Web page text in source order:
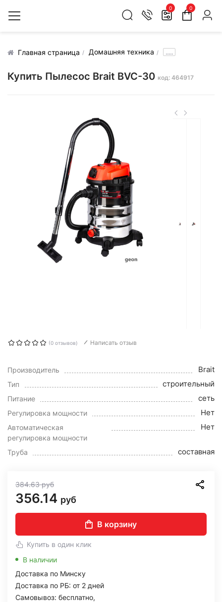
0 0
Главная страница Домашняя техника .....
Купить Пылесос Brait BVC-30 код: 464917
(0 отзывов) Написать отзыв
Производитель Brait
Тип строительный
Питание сеть
Регулировка мощности Нет
Автоматическая
регулировка мощности
Нет
Труба составная
384.63руб
356.14 руб
В корзину
Купить в один клик
В наличии
Доставка по Минску
Доставка по РБ: от 2 дней
Самовывоз: бесплатно,